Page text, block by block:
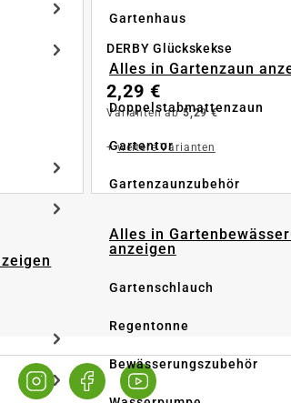
Gartenhaus
Alles in Gartenzaun
Doppelstabmattenzaun
Gartentor
Gartenzaunzubehör
Alles in
anzeigen
Gartenschlauch
Regentonne
Bewässerungszubehör
DERBY Glückskekse
2,29 €
Varianten ab5,29 €
+weitere Varianten